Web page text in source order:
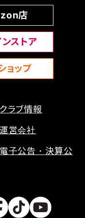
店
ストア
ョップ
ラブ情報
営会社
子公告・決算公